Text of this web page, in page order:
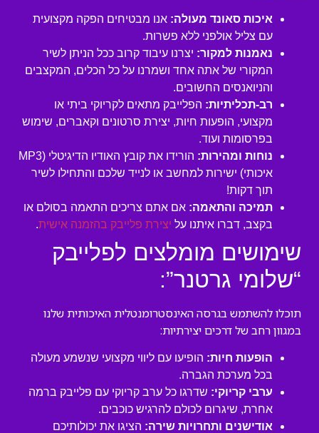
איכות סאונד מעולה: אנו מבטיחים הפקה מקצועית
עם צליל אולפני ללא פשרות.
נאמנות למקור: יצרנו עיבוד קרוב ככל הניתן לשיר
המקורי של אתה אחד ושמרנו על כל הכלים, המקצבים
והניואנסים החשובים.
רב-תכליתיות: הפלייבק מתאים לקריוקי ביתי או
מקצועי, הופעות חיות, יצירת סרטונים וקאברים, שימוש
בפרסומות ועוד.
נוחות ומהירות:
הורידו את קובץ האודיו הדיגיטלי (MP3
איכותי) ישירות למחשב או לנייד שלכם והתחילו לשיר
תוך דקות!
תמיכה והתאמה: אם אתם צריכים התאמה בסולם או
בקצב, דברו איתנו על יצירת פלייבק בהזמנה אישית.
שימושים מומלצים לפלייבק
“שלומי גרטנר”:
תוכלו להשתמש בגרסה האינסטרומנטלית האיכותית שלנו
במגוון רחב של דרכים יצירתיות:
הופעות חיות: הופיעו עם ליווי מקצועי שנשמע מעולה
בכל מערכת הגברה.
ערבי קריוקי: שדרגו כל ערב קריוקי עם פלייבק ברמה
אחרת, שיגרום לכולם להרגיש כוכבים.
אודישנים ותחרויות שירה: הציגו את יכולותיכם